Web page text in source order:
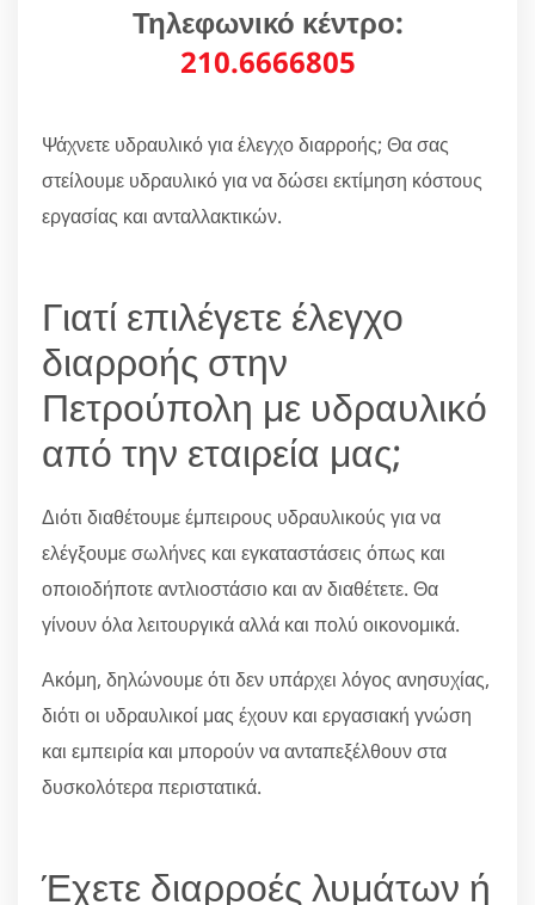
Τηλεφωνικό κέντρο:
210.6666805
Ψάχνετε υδραυλικό για έλεγχο διαρροής; Θα σας
στείλουμε υδραυλικό για να δώσει εκτίμηση κόστους
εργασίας και ανταλλακτικών.
Γιατί επιλέγετε έλεγχο
διαρροής στην
Πετρούπολη με υδραυλικό
από την εταιρεία μας;
Διότι διαθέτουμε έμπειρους υδραυλικούς για να
ελέγξουμε σωλήνες και εγκαταστάσεις όπως και
οποιοδήποτε αντλιοστάσιο και αν διαθέτετε. Θα
γίνουν όλα λειτουργικά αλλά και πολύ οικονομικά.
Ακόμη, δηλώνουμε ότι δεν υπάρχει λόγος ανησυχίας,
διότι οι υδραυλικοί μας έχουν και εργασιακή γνώση
και εμπειρία και μπορούν να ανταπεξέλθουν στα
δυσκολότερα περιστατικά.
Έχετε διαρροές λυμάτων ή